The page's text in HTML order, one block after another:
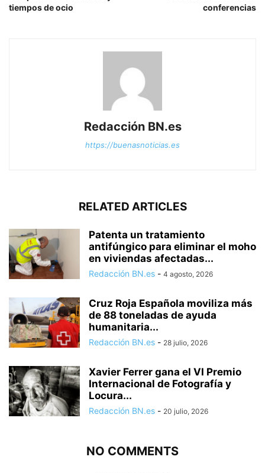
tiempos de ocio
conferencias
Redacción BN.es
https://buenasnoticias.es
RELATED ARTICLES
Patenta un tratamiento
antifúngico para eliminar el moho
en viviendas afectadas...
Redacción BN.es - 4 agosto, 2026
Cruz Roja Española moviliza más
de 88 toneladas de ayuda
humanitaria...
Redacción BN.es - 28 julio, 2026
Xavier Ferrer gana el VI Premio
Internacional de Fotografía y
Locura...
Redacción BN.es - 20 julio, 2026
NO COMMENTS